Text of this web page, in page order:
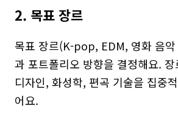
2. 목표 장르
목표 장르(K-pop, EDM, 영화 음
과 포트폴리오 방향을 결정해요.
디자인, 화성학, 편곡 기술을 집중
어요.